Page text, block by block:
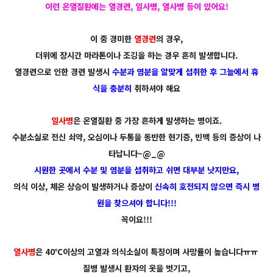
이런 온열질환에는 열경련, 일사병, 열사병 등이 있어요!
이 중 경미한 열경련의 경우,
더위에 장시간 마라톤이나 조깅을 하는 경우 흔히 발생합니다.
열경련으로 인한 경련 발생시 수분과 염분을 알맞게 섭취한 후 그늘에서 휴
식을 충분히 취하셔야 해요
일사병은 온열질환 중 가장 흔하게 발생하는 병이죠.
수분소실로 전신 쇠약, 오심이나 두통을 동반한 현기증, 빈맥 등의 증상이 나
타납니다~@_@
시원한 곳에서 수분 및 염분을 섭취하고 쉬면 대부분 낫지만요,
의식 이상, 체온 상승이 발생하거나 증상이 신속히 호전되지 않으면 즉시 병
원을 찾으셔야 합니다!!!
꼭이요!!!
열사병은 40℃이상의 고열과 의식소실이 특징이며 사망률이 높습니다ㅠㅠ
질병 발생시 환자의 옷을 벗기고,